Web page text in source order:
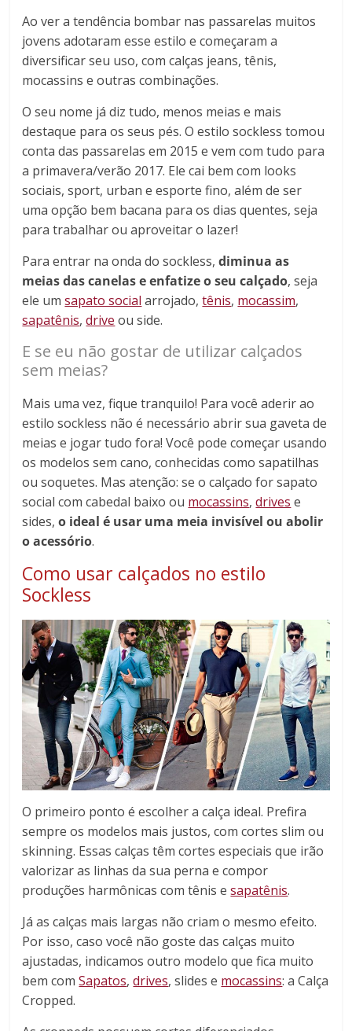
Ao ver a tendência bombar nas passarelas muitos
jovens adotaram esse estilo e começaram a
diversificar seu uso, com calças jeans, tênis,
mocassins e outras combinações.
O seu nome já diz tudo, menos meias e mais
destaque para os seus pés. O estilo sockless tomou
conta das passarelas em 2015 e vem com tudo para
a primavera/verão 2017. Ele cai bem com looks
sociais, sport, urban e esporte fino, além de ser
uma opção bem bacana para os dias quentes, seja
para trabalhar ou aproveitar o lazer!
Para entrar na onda do sockless,diminua as
meias das canelas e enfatize o seu calçado, seja
ele umsapato social arrojado,tênis, mocassim,
sapatênis,drive ou side.
E se eu não gostar de utilizar calçados
sem meias?
Mais uma vez, fique tranquilo! Para você aderir ao
estilo sockless não é necessário abrir sua gaveta de
meias e jogar tudo fora! Você pode começar usando
os modelos sem cano, conhecidas como sapatilhas
ou soquetes. Mas atenção: se o calçado for sapato
social com cabedal baixo ou mocassins,drives e
sides,o ideal é usar uma meia invisível ou abolir
o acessório.
Como usar calçados no estilo
Sockless
O primeiro ponto é escolher a calça ideal. Prefira
sempre os modelos mais justos, com cortes slim ou
skinning. Essas calças têm cortes especiais que irão
valorizar as linhas da sua perna e compor
produções harmônicas com tênis esapatênis.
Já as calças mais largas não criam o mesmo efeito.
Por isso, caso você não goste das calças muito
ajustadas, indicamos outro modelo que fica muito
bem comSapatos,drives, slides e mocassins: a Calça
Cropped.